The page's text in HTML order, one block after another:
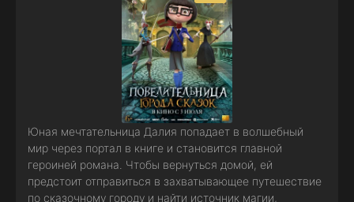
Юная мечтательница Далия попадает в волшебный
мир через портал в книге и становится главной
героиней романа. Чтобы вернуться домой, ей
предстоит отправиться в захватывающее путешествие
по сказочному городу и найти источник магии,